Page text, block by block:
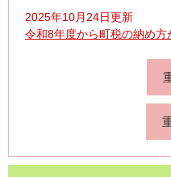
2025年10月24日更新
令和8年度から町税の納め方